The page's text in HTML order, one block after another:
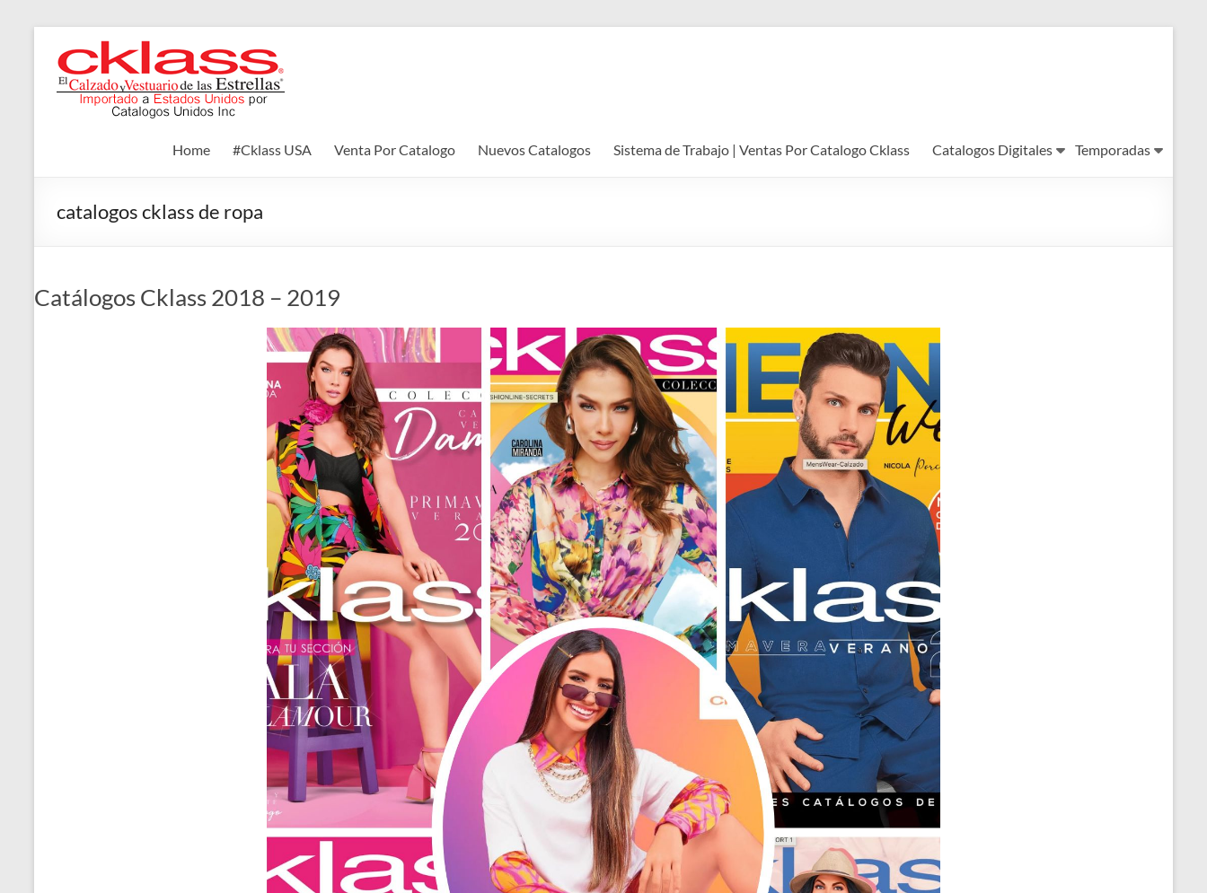
content
Cklass
El
las
Home #Cklass USA Venta Por Catalogo Nuevos Catalogos Sistema de Trabajo | Ventas Por Catalogo Cklass Catalogos Digitales Temporadas
catalogos cklass de ropa
Catálogos Cklass 2018 – 2019